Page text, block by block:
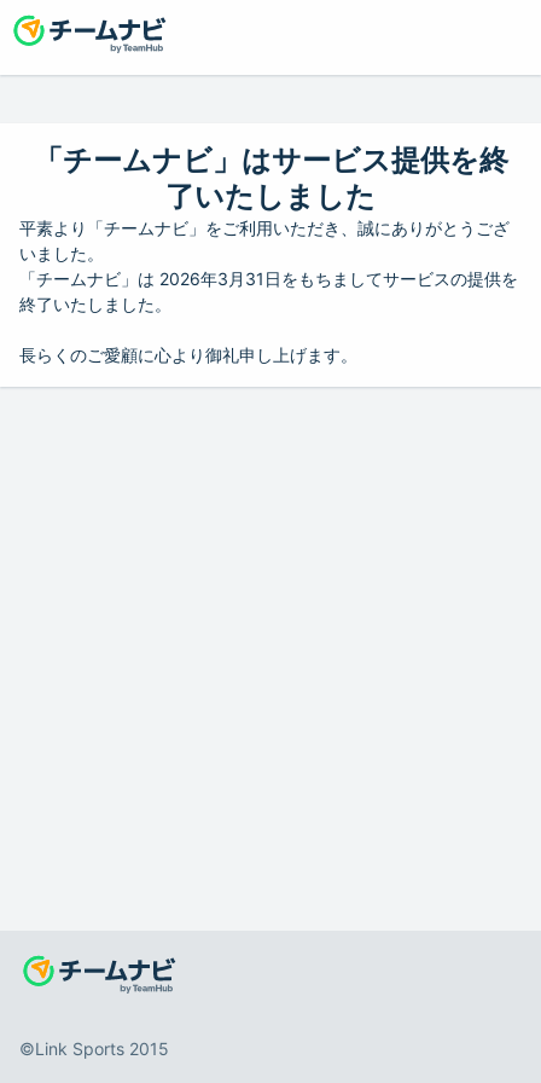
「チームナビ」はサービス提供を終
了いたしました
平素より「チームナビ」をご利用いただき、誠にありがとうござ
いました。
「チームナビ」は 2026年3月31日をもちましてサービスの提供を
終了いたしました。
長らくのご愛顧に心より御礼申し上げます。
©️Link Sports 2015